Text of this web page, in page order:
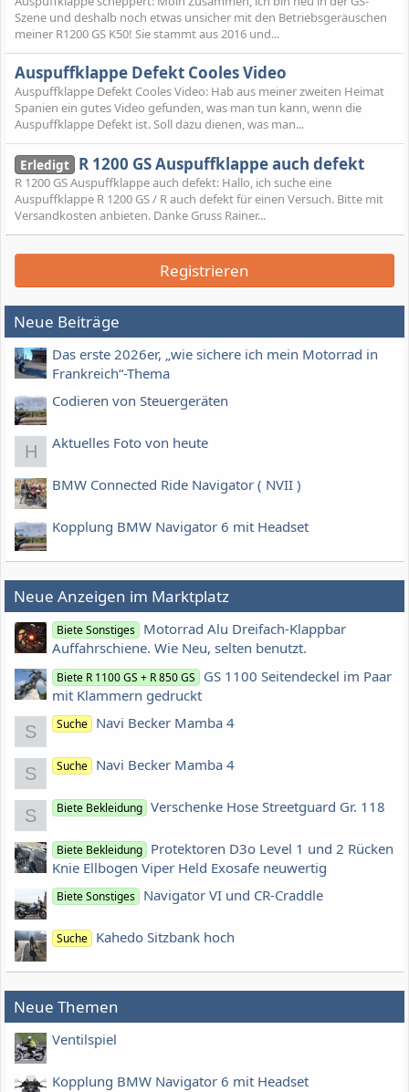
Szene und deshalb noch etwas unsicher mit den Betriebsgeräuschen
meiner R1200 GS K50! Sie stammt aus 2016 und...
Auspuffklappe Defekt Cooles Video
Auspuffklappe Defekt Cooles Video: Hab aus meiner zweiten Heimat
Spanien ein gutes Video gefunden, was man tun kann, wenn die
Auspuffklappe Defekt ist. Soll dazu dienen, was man...
Erledigt R 1200 GS Auspuffklappe auch defekt
R 1200 GS Auspuffklappe auch defekt: Hallo, ich suche eine
Auspuffklappe R 1200 GS / R auch defekt für einen Versuch. Bitte mit
Versandkosten anbieten. Danke Gruss Rainer...
Registrieren
Neue Beiträge
Das erste 2026er, „wie sichere ich mein Motorrad in
Frankreich“-Thema
Codieren von Steuergeräten
H Aktuelles Foto von heute
BMW Connected Ride Navigator ( NVII )
Kopplung BMW Navigator 6 mit Headset
Neue Anzeigen im Marktplatz
Biete Sonstiges Motorrad Alu Dreifach-Klappbar
Auffahrschiene. Wie Neu, selten benutzt.
Biete R 1100 GS + R 850 GS
GS 1100 Seitendeckel im Paar
mit Klammern gedruckt
S Suche Navi Becker Mamba 4
S Suche Navi Becker Mamba 4
S Biete Bekleidung Verschenke Hose Streetguard Gr. 118
Biete Bekleidung Protektoren D3o Level 1 und 2 Rücken
Knie Ellbogen Viper Held Exosafe neuwertig
Biete Sonstiges Navigator VI und CR-Craddle
Suche Kahedo Sitzbank hoch
Neue Themen
Ventilspiel
Kopplung BMW Navigator 6 mit Headset